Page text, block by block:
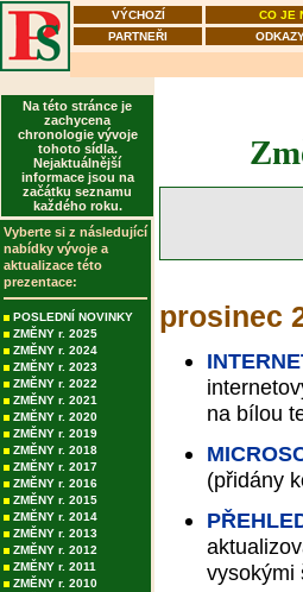
VÝCHOZÍ CO JE
PARTNEŘI
Na této stránce je
zachycena
chronologie vývoje
tohoto sídla.
Nejaktuálnější
informace jsou na
začátku seznamu
každého roku.
Vyberte si z následující
nabídky vývoje a
aktualizace této
prezentace:
POSLEDNÍ NOVINKY
ZMĚNY r. 2025
ZMĚNY r. 2024
ZMĚNY r. 2023
ZMĚNY r. 2022
ZMĚNY r. 2021
ZMĚNY r. 2020
ZMĚNY r. 2019
ZMĚNY r. 2018
ZMĚNY r. 2017
ZMĚNY r. 2016
ZMĚNY r. 2015
ZMĚNY r. 2014
ZMĚNY r. 2013
ZMĚNY r. 2012
ZMĚNY r. 2011
ZMĚNY r. 2010
prosinec
na bílou
(přidány
vysokými